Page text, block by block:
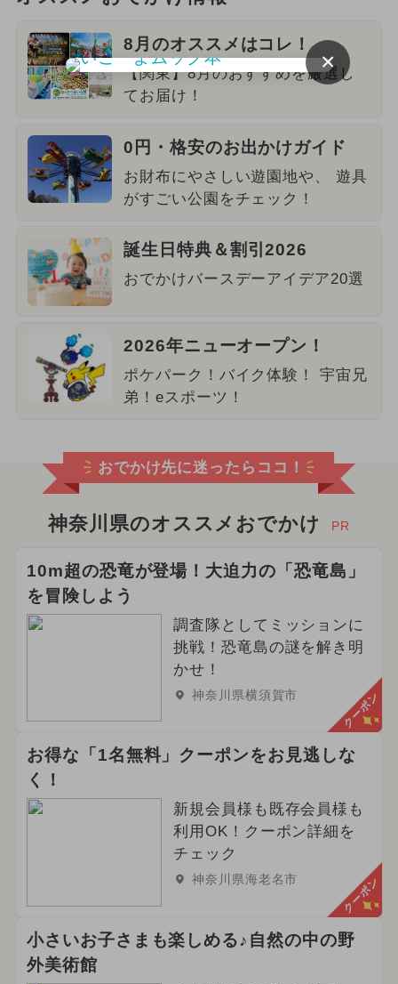
8月のオススメはコレ！
【関東】8月のおすすめを厳選し
てお届け！
0円・格安のお出かけガイド
お財布にやさしい遊園地や、 遊具
がすごい公園をチェック！
誕生日特典＆割引2026
おでかけバースデーアイデア20選
2026年ニューオープン！
ポケパーク！バイク体験！ 宇宙兄
弟！eスポーツ！
おでかけ先に迷ったらココ！
神奈川県のオススメおでかけ PR
10m超の恐竜が登場！大迫力の「恐竜島」
を冒険しよう
調査隊としてミッションに
挑戦！恐竜島の謎を解き明
かせ！
神奈川県横須賀市 クーポン
お得な「1名無料」クーポンをお見逃しな
く！
新規会員様も既存会員様も
利用OK！クーポン詳細を
チェック
神奈川県海老名市 クーポン
小さいお子さまも楽しめる♪自然の中の野
外美術館
×